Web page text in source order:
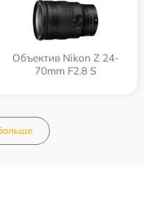
Объектив Nikon Z 24-
70mm F2.8 S